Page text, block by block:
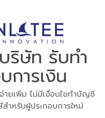
ริษัท รับทำ
ารเงิน
ยเพิ่ม ไม่มีเงื่อนไขทำบัญชี
หรับผู้ประกอบการใหม่